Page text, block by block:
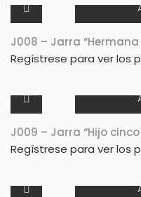
J008 – Jarra
Regístrese para ver los
J009 – Jarra “Hijo
Regístrese para ver los